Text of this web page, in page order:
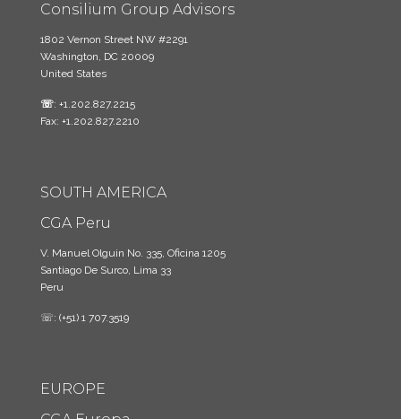
Consilium Group Advisors
1802 Vernon Street NW #2291
Washington, DC 20009
United States
☏: +1.202.827.2215
Fax: +1.202.827.2210
SOUTH AMERICA
CGA Peru
V. Manuel Olguin No. 335, Oficina 1205
Santiago De Surco, Lima 33
Peru
☏: (+51) 1 707.3519
EUROPE